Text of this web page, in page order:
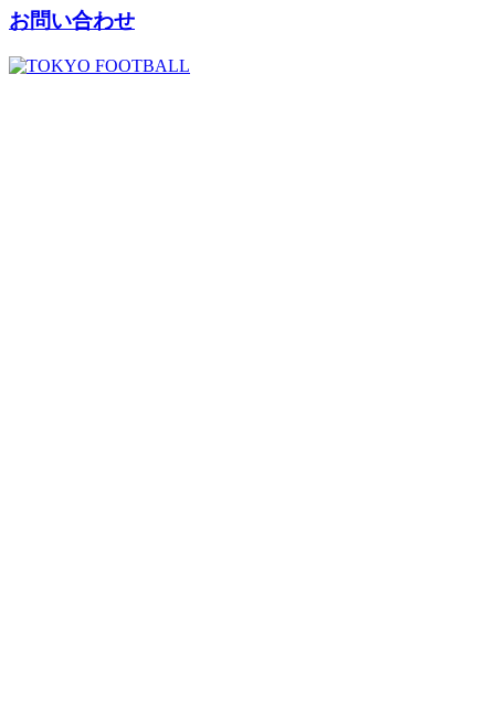
お問い合わせ